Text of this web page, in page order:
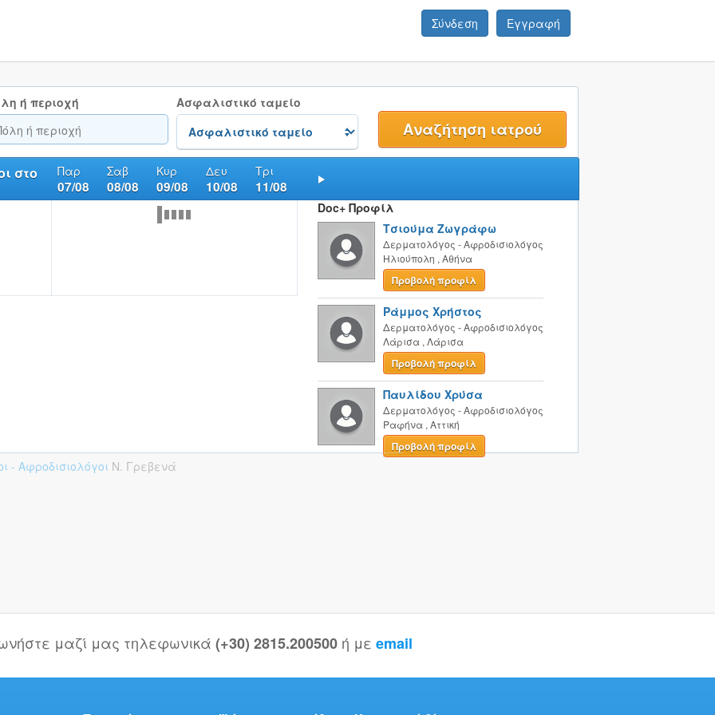
Σύνδεση Εγγραφή
ή περιοχή Ασφαλιστικό ταμείο
Παρ
07/08
Σαβ
08/08
Κυρ
09/08
Δευ
10/08
Τρι
11/08
στο
Doc+ Προφίλ
Τσιούμα Ζωγράφω
Δερματολόγος - Αφροδισιολόγος
Ηλιούπολη , Αθήνα
Προβολή προφίλ
Ράμμος Χρήστος
Δερματολόγος - Αφροδισιολόγος
Λάρισα , Λάρισα
Προβολή προφίλ
Παυλίδου Χρύσα
Δερματολόγος - Αφροδισιολόγος
Ραφήνα , Αττική
Προβολή προφίλ
- Αφροδισιολόγοι Ν. Γρεβενά
μαζί μας τηλεφωνικά (+30) 2815.200500 ή με email